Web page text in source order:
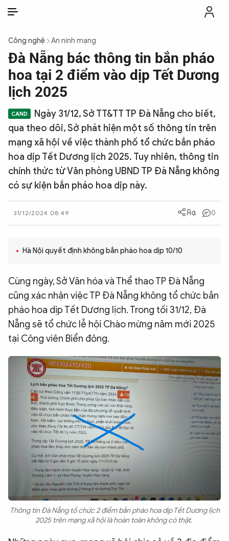
THỜI SỰ
CHỐNG DIỄN BIẾN HÒA BÌNH
CÔNG AN TRONG LÒNG DÂN
XÃ HỘI
CÔNG NGHỆ
BẠN ĐỌC & CAND
ĐA PHƯƠNG TIỆN
eMagazine
Podcast
Video Ảnh
Infographic
Chuyên trangAn ninh thế giớiVăn nghệ Công an
Chuyên đề
Công nghệ An ninh mạng
Đà Nẵng bác thông tin bắn pháo
hoa tại 2 điểm vào dịp Tết Dương
lịch 2025
Ngày 31/12, Sở TT&TT TP Đà Nẵng cho biết,
qua theo dõi, Sở phát hiện một số thông tin trên
mạng xã hội về việc thành phố tổ chức bắn pháo
hoa dịp Tết Dương lịch 2025. Tuy nhiên, thông tin
chính thức từ Văn phòng UBND TP Đà Nẵng không
có sự kiện bắn pháo hoa dịp này.
31/12/2024 08:49 0
Hà Nội quyết định không bắn pháo hoa dịp 10/10
Cùng ngày, Sở Văn hóa và Thể thao TP Đà Nẵng
cũng xác nhận việc TP Đà Nẵng không tổ chức bắn
pháo hoa dịp Tết Dương lịch. Trong tối 31/12, Đà
Nẵng sẽ tổ chức lễ hội Chào mừng năm mới 2025
tại Công viên Biển đông.
Thông tin Đà Nẵng tổ chức 2 điểm bắn pháo hoa dịp Tết Dương lịch
2025 trên mạng xã hội là hoàn toàn không có thật.